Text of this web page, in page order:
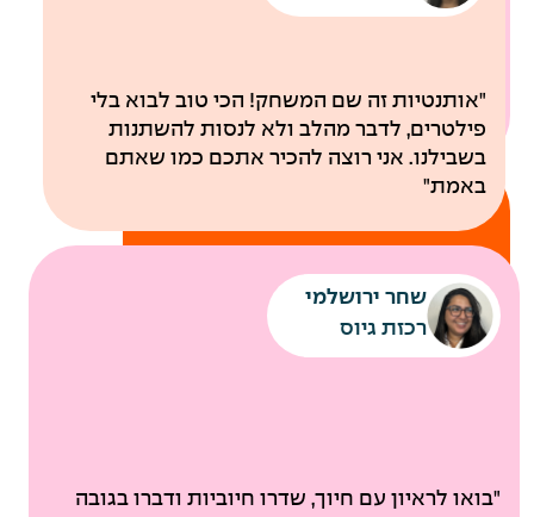
לבריאות
ביטוח בריאות קולקטיבי
"אותנטיות זה שם המשחק! הכי טוב לבוא בלי
פילטרים, לדבר מהלב ולא לנסות להשתנות
בשבילנו. אני רוצה להכיר אתכם כמו שאתם
באמת"
שחר ירושלמי
רכזת גיוס
"בואו לראיון עם חיוך, שדרו חיוביות ודברו בגובה